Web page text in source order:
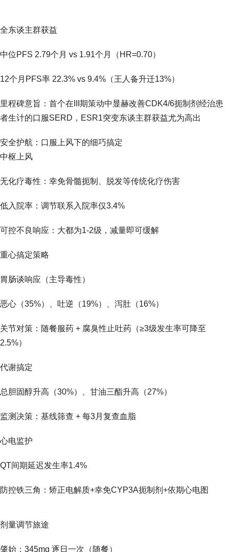
全东谈主群获益
中位PFS 2.79个月 vs 1.91个月（HR=0.70）
12个月PFS率 22.3% vs 9.4%（王人备升迁13%）
里程碑意旨：首个在III期策动中显赫改善CDK4/6扼制剂经治患
者生计的口服SERD，ESR1突变东谈主群获益尤为高出
安全护航：口服上风下的细巧搞定
中枢上风
无化疗毒性：幸免骨髓扼制、脱发等传统化疗伤害
低入院率：调节联系入院率仅3.4%
可控不良响应：大都为1-2级，减量即可缓解
重心搞定策略
胃肠谈响应（主导毒性）
恶心（35%）、吐逆（19%）、泻肚（16%）
关节对策：随餐服药 + 腐臭性止吐药（≥3级发生率可降至
2.5%）
代谢搞定
总胆固醇升高（30%）、甘油三酯升高（27%）
监测决策：基线筛查 + 每3月复查血脂
心电监护
QT间期延迟发生率1.4%
防控铁三角：矫正电解质+幸免CYP3A扼制剂+依期心电图
剂量调节旅途
肇始：345mg 逐日一次（随餐）